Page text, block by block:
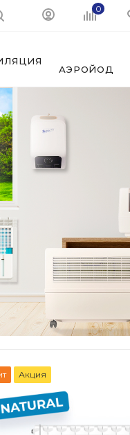
0
АЭРОЙОД
Акция